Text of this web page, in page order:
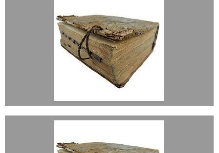
BAUTIZADOS 1715-1743
BAUTIZADOS 1743-1790